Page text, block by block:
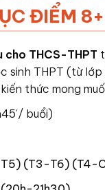
ĐIỂM 8+
cho THCS-THPT
sinh THPT (từ
thức mong
buổi)
(T3-T6) (T4-